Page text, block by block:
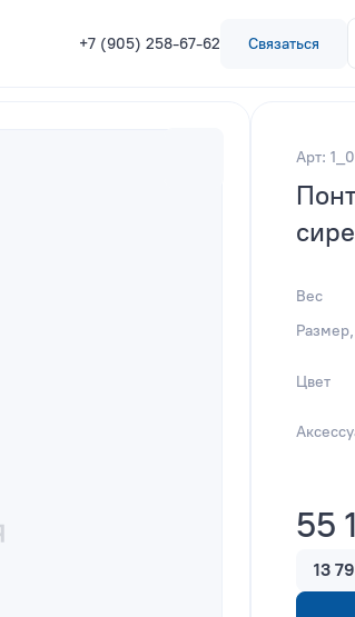
+7 (905) 258-67-62 Связаться
Арт:
Вес
Цвет
55
13